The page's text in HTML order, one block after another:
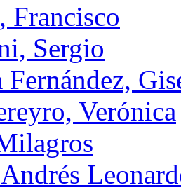
Francisco
Sergio
Fernández,
Verónica